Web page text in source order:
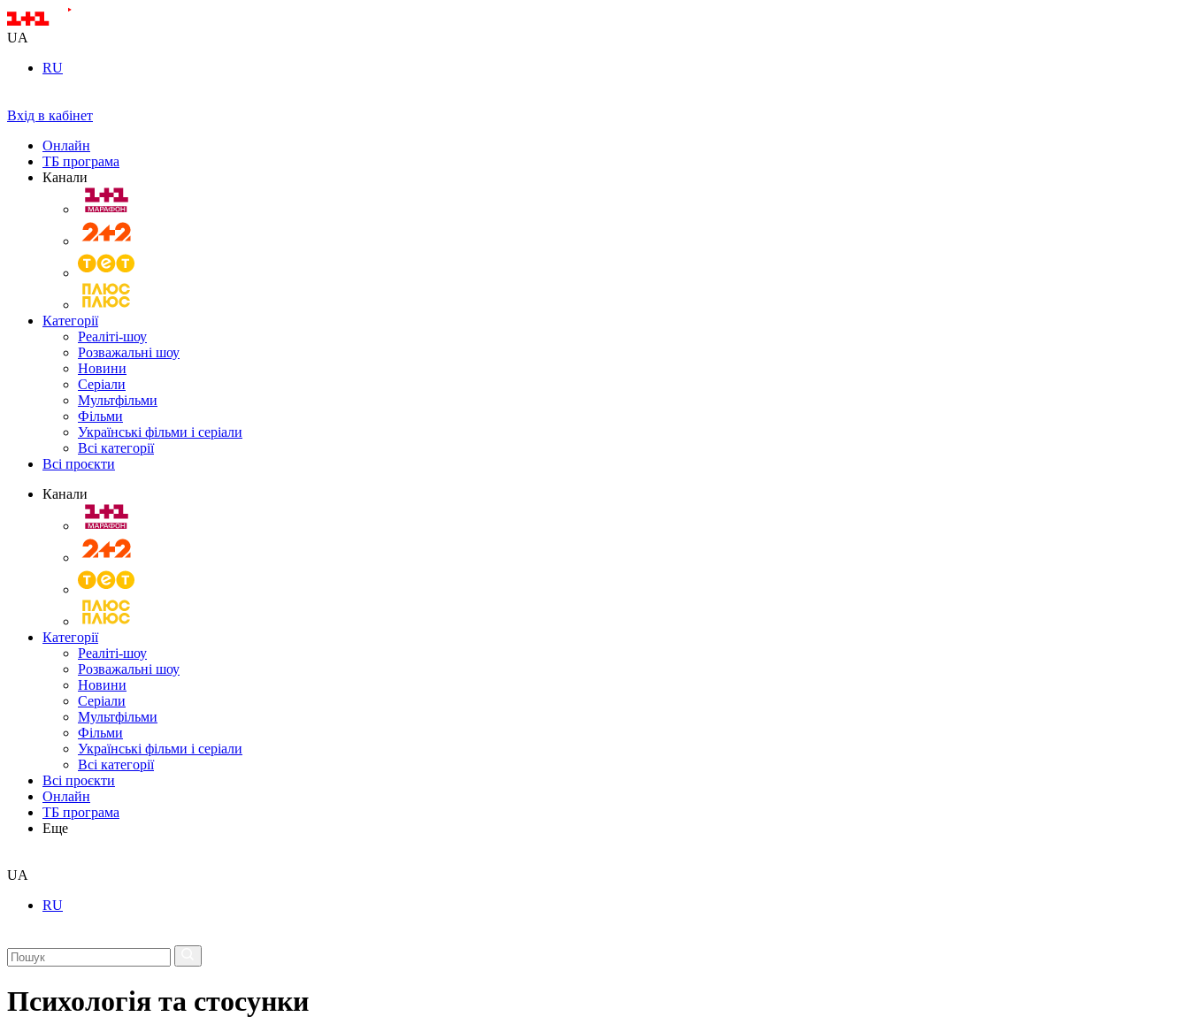
UA
RU
Вхід в кабінет
Онлайн
ТБ програма
Канали
Категорії
Реаліті-шоу
Розважальні шоу
Новини
Серіали
Мультфільми
Фільми
Українські фільми і серіали
Всі категорії
Всі проєкти
Канали
Категорії
Реаліті-шоу
Розважальні шоу
Новини
Серіали
Мультфільми
Фільми
Українські фільми і серіали
Всі категорії
Всі проєкти
Онлайн
ТБ програма
Еще
UA
RU
Психологія та стосунки